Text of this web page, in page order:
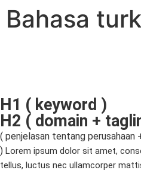
Bahasa
H1 ( keyword )
H2 ( domain +
( penjelasan tentang perusahaan
) Lorem ipsum dolor sit amet,
tellus, luctus nec ullamcorper